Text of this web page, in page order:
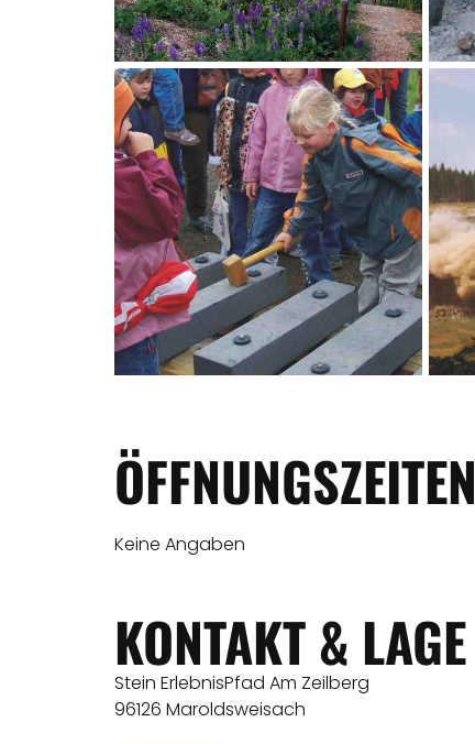
ÖFFNUNGSZEITEN
Keine Angaben
KONTAKT & LAGE
Stein ErlebnisPfad Am Zeilberg
96126 Maroldsweisach